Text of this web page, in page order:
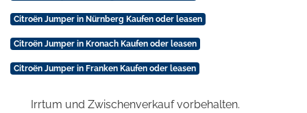
Citroën Jumper in Nürnberg Kaufen oder leasen
Citroën Jumper in Kronach Kaufen oder leasen
Citroën Jumper in Franken Kaufen oder leasen
Irrtum und Zwischenverkauf vorbehalten.